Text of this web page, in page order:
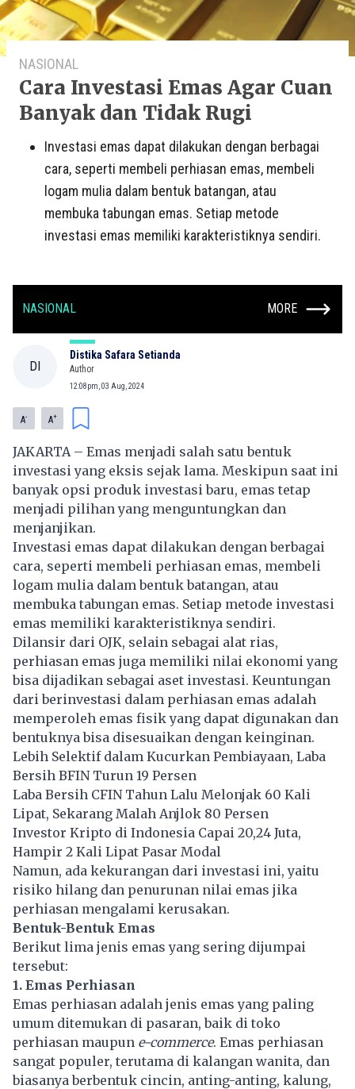
NASIONAL
Cara Investasi Emas Agar Cuan
Banyak dan Tidak Rugi
Investasi emas dapat dilakukan dengan berbagai
cara, seperti membeli perhiasan emas, membeli
logam mulia dalam bentuk batangan, atau
membuka tabungan emas. Setiap metode
investasi emas memiliki karakteristiknya sendiri.
NASIONAL MORE
DI
Distika Safara Setianda
Author
12:08pm, 03 Aug, 2024
A- A+
JAKARTA – Emas menjadi salah satu bentuk
investasi yang eksis sejak lama. Meskipun saat ini
banyak opsi produk investasi baru, emas tetap
menjadi pilihan yang menguntungkan dan
menjanjikan.
Investasi emas dapat dilakukan dengan berbagai
cara, seperti membeli perhiasan emas, membeli
logam mulia dalam bentuk batangan, atau
membuka tabungan emas. Setiap metode investasi
emas memiliki karakteristiknya sendiri.
Dilansir dari OJK, selain sebagai alat rias,
perhiasan emas juga memiliki nilai ekonomi yang
bisa dijadikan sebagai aset investasi. Keuntungan
dari berinvestasi dalam perhiasan emas adalah
memperoleh emas fisik yang dapat digunakan dan
bentuknya bisa disesuaikan dengan keinginan.
Lebih Selektif dalam Kucurkan Pembiayaan, Laba
Bersih BFIN Turun 19 Persen
Laba Bersih CFIN Tahun Lalu Melonjak 60 Kali
Lipat, Sekarang Malah Anjlok 80 Persen
Investor Kripto di Indonesia Capai 20,24 Juta,
Hampir 2 Kali Lipat Pasar Modal
Namun, ada kekurangan dari investasi ini, yaitu
risiko hilang dan penurunan nilai emas jika
perhiasan mengalami kerusakan.
Bentuk-Bentuk Emas
Berikut lima jenis emas yang sering dijumpai
tersebut:
1. Emas Perhiasan
Emas perhiasan adalah jenis emas yang paling
umum ditemukan di pasaran, baik di toko
perhiasan maupun e-commerce. Emas perhiasan
sangat populer, terutama di kalangan wanita, dan
biasanya berbentuk cincin, anting-anting, kalung,